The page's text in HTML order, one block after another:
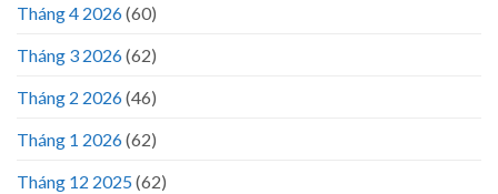
Tháng 4 2026(60)
Tháng 3 2026(62)
Tháng 2 2026(46)
Tháng 1 2026(62)
Tháng 12 2025(62)